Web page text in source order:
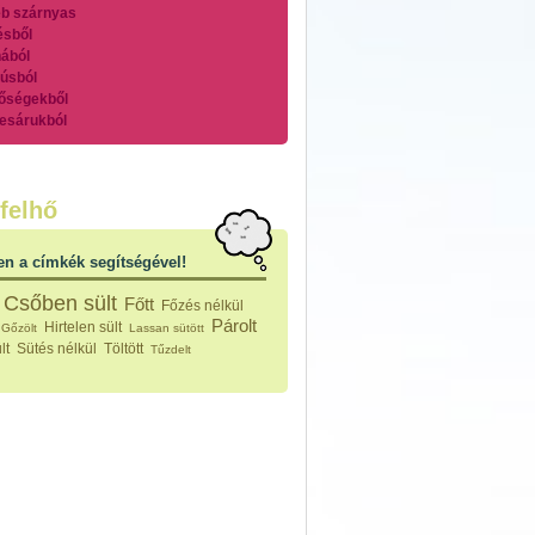
szárnyas
főzelékek
feltétek
ételek
készítmények
a címkék segítségével!
Csőben sült Főtt Főzés nélkül
Gőzölt Hirtelen sült Lassan sütött Párolt
Sütés nélkül Töltött Tűzdelt